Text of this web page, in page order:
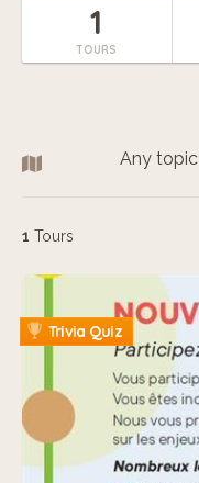
1
TOURS
Any topic
1 Tours
Trivia Quiz